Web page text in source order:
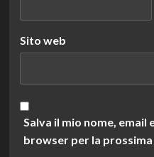
Sito web
Salva il mio nome, email
browser per la